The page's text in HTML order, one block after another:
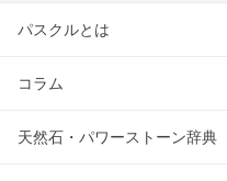
パスクルとは
コラム
天然石・パワーストーン辞典